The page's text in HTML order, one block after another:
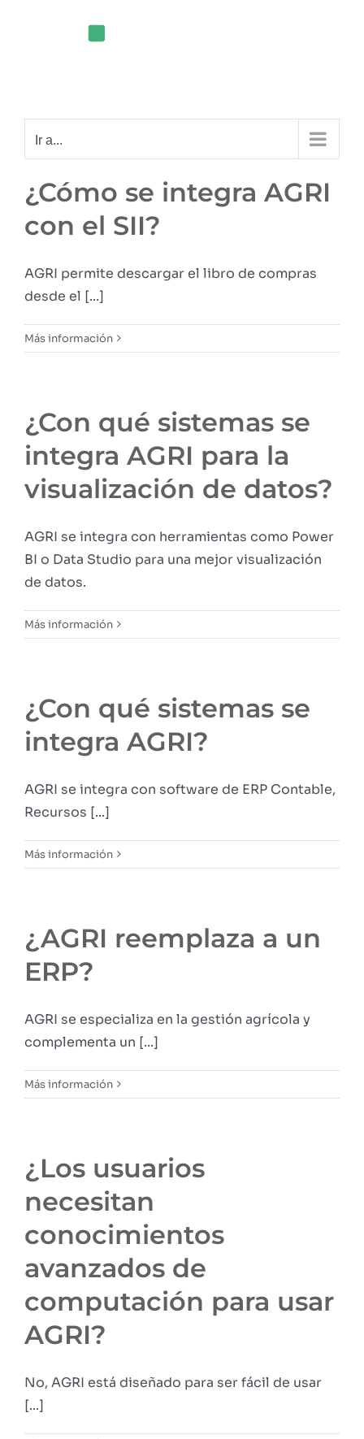
Ir a...
¿Cómo se integra AGRI
con el SII?
AGRI permite descargar el libro de compras
desde el [...]
Más información
¿Con qué sistemas se
integra AGRI para la
visualización de datos?
AGRI se integra con herramientas como Power
BI o Data Studio para una mejor visualización
de datos.
Más información
¿Con qué sistemas se
integra AGRI?
AGRI se integra con software de ERP Contable,
Recursos [...]
Más información
¿AGRI reemplaza a un
ERP?
AGRI se especializa en la gestión agrícola y
complementa un [...]
Más información
¿Los usuarios
necesitan
conocimientos
avanzados de
computación para usar
AGRI?
No, AGRI está diseñado para ser fácil de usar
[...]